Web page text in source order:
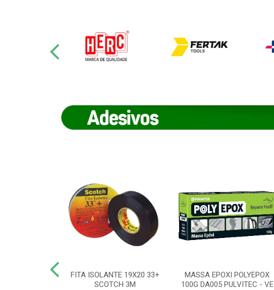
FITA ISOLANTE 19X20 33+
SCOTCH 3M
MASSA EPOXI POLYEPOX
100G DA005 PULVITEC - VE